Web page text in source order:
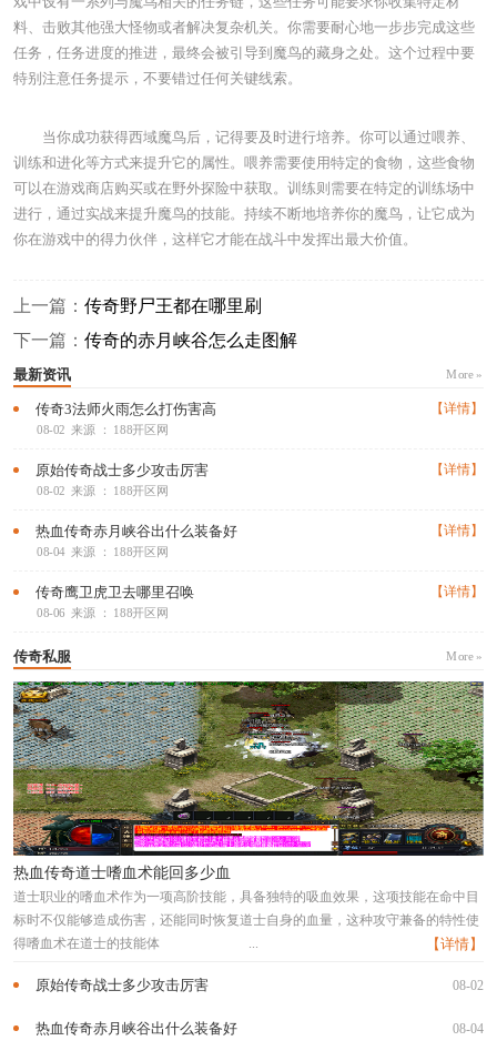
料、击败其他强大怪物或者解决复杂机关。你需要耐心地一步步完成这些
任务，任务进度的推进，最终会被引导到魔鸟的藏身之处。这个过程中要
特别注意任务提示，不要错过任何关键线索。
当你成功获得西域魔鸟后，记得要及时进行培养。你可以通过喂养、
训练和进化等方式来提升它的属性。喂养需要使用特定的食物，这些食物
可以在游戏商店购买或在野外探险中获取。训练则需要在特定的训练场中
进行，通过实战来提升魔鸟的技能。持续不断地培养你的魔鸟，让它成为
你在游戏中的得力伙伴，这样它才能在战斗中发挥出最大价值。
上一篇： 传奇野尸王都在哪里刷
下一篇： 传奇的赤月峡谷怎么走图解
最新资讯 More »
传奇3法师火雨怎么打伤害高
08-02 来源 ： 188开区网
【详情】
原始传奇战士多少攻击厉害
08-02 来源 ： 188开区网
【详情】
热血传奇赤月峡谷出什么装备好
08-04 来源 ： 188开区网
【详情】
传奇鹰卫虎卫去哪里召唤
08-06 来源 ： 188开区网
【详情】
传奇私服 More »
热血传奇道士嗜血术能回多少血
道士职业的嗜血术作为一项高阶技能，具备独特的吸血效果，这项技能在命中目
标时不仅能够造成伤害，还能同时恢复道士自身的血量，这种攻守兼备的特性使
得嗜血术在道士的技能体
... 【详情】
原始传奇战士多少攻击厉害 08-02
热血传奇赤月峡谷出什么装备好 08-04